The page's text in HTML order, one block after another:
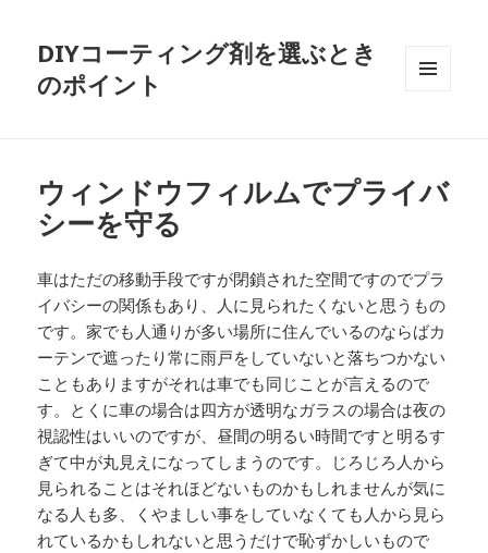
DIYコーティング剤を選ぶとき
のポイント
ウィンドウフィルムでプライバ
シーを守る
車はただの移動手段ですが閉鎖された空間ですのでプラ
イバシーの関係もあり、人に見られたくないと思うもの
です。家でも人通りが多い場所に住んでいるのならばカ
ーテンで遮ったり常に雨戸をしていないと落ちつかない
こともありますがそれは車でも同じことが言えるので
す。とくに車の場合は四方が透明なガラスの場合は夜の
視認性はいいのですが、昼間の明るい時間ですと明るす
ぎて中が丸見えになってしまうのです。じろじろ人から
見られることはそれほどないものかもしれませんが気に
なる人も多、くやましい事をしていなくても人から見ら
れているかもしれないと思うだけで恥ずかしいもので